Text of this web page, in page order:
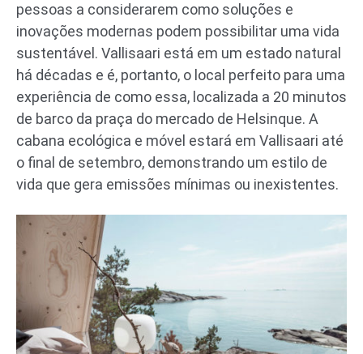
pessoas a considerarem como soluções e
inovações modernas podem possibilitar uma vida
sustentável. Vallisaari está em um estado natural
há décadas e é, portanto, o local perfeito para uma
experiência de como essa, localizada a 20 minutos
de barco da praça do mercado de Helsinque. A
cabana ecológica e móvel estará em Vallisaari até
o final de setembro, demonstrando um estilo de
vida que gera emissões mínimas ou inexistentes.